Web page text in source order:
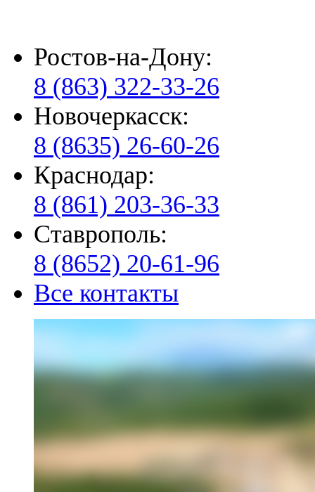
Ростов-на-Дону:
8 (863) 322-33-26
Новочеркасск:
8 (8635) 26-60-26
Краснодар:
8 (861) 203-36-33
Ставрополь:
8 (8652) 20-61-96
Все контакты